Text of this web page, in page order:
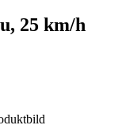
25 km/h